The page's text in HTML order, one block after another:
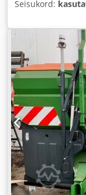
Seisukord: